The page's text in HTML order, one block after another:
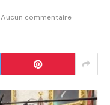
Aucun commentaire